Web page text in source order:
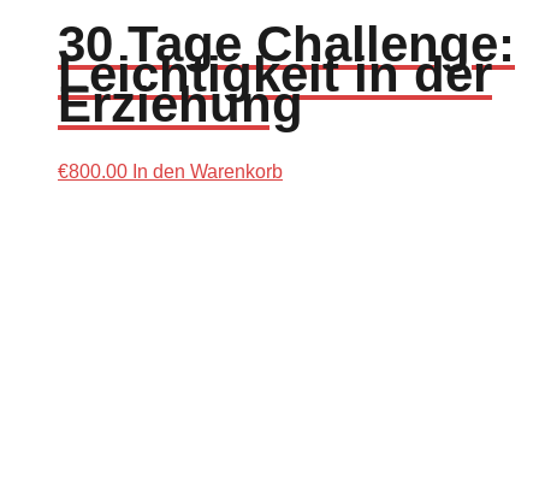
30 Tage Challenge:
Leichtigkeit in der
Erziehung
€800.00 In den Warenkorb